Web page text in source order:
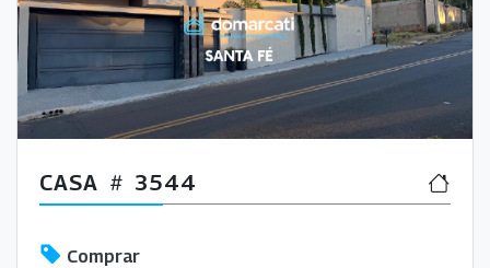
CASA 3544
Comprar